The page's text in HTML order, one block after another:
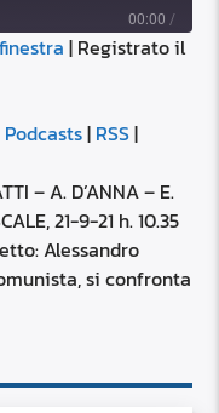
00:00 /
| Registrato il
| RSS|
– A. D’ANNA – E.
21-9-21 h. 10.35
Alessandro
si confronta